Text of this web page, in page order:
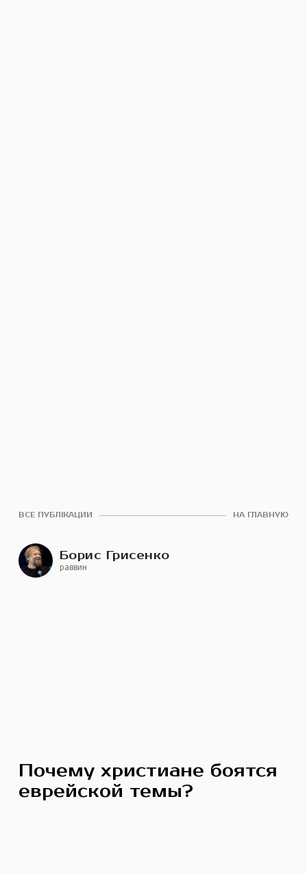
ВСЕ ПУБЛІКАЦИИ НА ГЛАВНУЮ
Почему христиане боятся
еврейской темы?
Борис Грисенко
раввин